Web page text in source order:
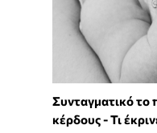
Συνταγματικό το
κέρδους - Τι